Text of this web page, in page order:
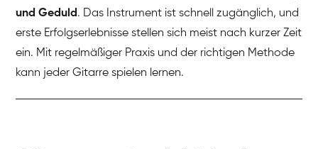
und Geduld . Das Instrument ist schnell zugänglich, und
erste Erfolgserlebnisse stellen sich meist nach kurzer Zeit
ein. Mit regelmäßiger Praxis und der richtigen Methode
kann jeder Gitarre spielen lernen.